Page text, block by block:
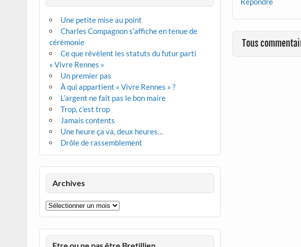
Tous
Une petite mise au point
Charles Compagnon s’affiche en tenue de
cérémonie
Ce que révèlent les statuts du futur parti
« Vivre Rennes »
Un premier pas
À qui appartient « Vivre Rennes » ?
L’argent ne fait pas le bon maire
Trop, c’est trop
Jamais contents
Une heure ça va, deux heures…
Drôle de rassemblement
Archives
Archives
Etre ou ne pas être Bretillien